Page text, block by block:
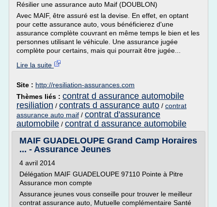
Résilier une assurance auto Maif (DOUBLON)
Avec MAIF, être assuré est la devise. En effet, en optant
pour cette assurance auto, vous bénéficierez d'une
assurance complète couvrant en même temps le bien et les
personnes utilisant le véhicule. Une assurance jugée
complète pour certains, mais qui pourrait être jugée...
Lire la suite
Site : http://resiliation-assurances.com
Thèmes liés : contrat d assurance automobile
resiliation / contrats d assurance auto / contrat
assurance auto maif / contrat d'assurance
automobile / contrat d assurance automobile
MAIF GUADELOUPE Grand Camp Horaires
... - Assurance Jeunes
4 avril 2014
Délégation MAIF GUADELOUPE 97110 Pointe à Pitre
Assurance mon compte
Assurance jeunes vous conseille pour trouver le meilleur
contrat assurance auto, Mutuelle complémentaire Santé